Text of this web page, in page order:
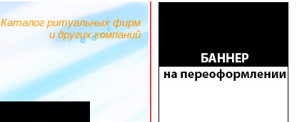
Каталог ритуальных фирм
и других компаний